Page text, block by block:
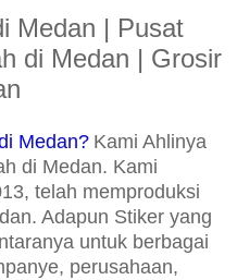
Medan | Pusat
di Medan | Grosir
Medan? Kami Ahlinya
di Medan. Kami
telah memproduksi
Adapun Stiker yang
untuk berbagai
perusahaan,